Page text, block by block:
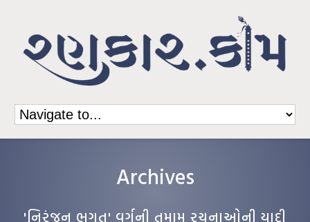
Archives
'નિરંજન ભગત' વર્ગની તમામ રચનાઓની યાદી